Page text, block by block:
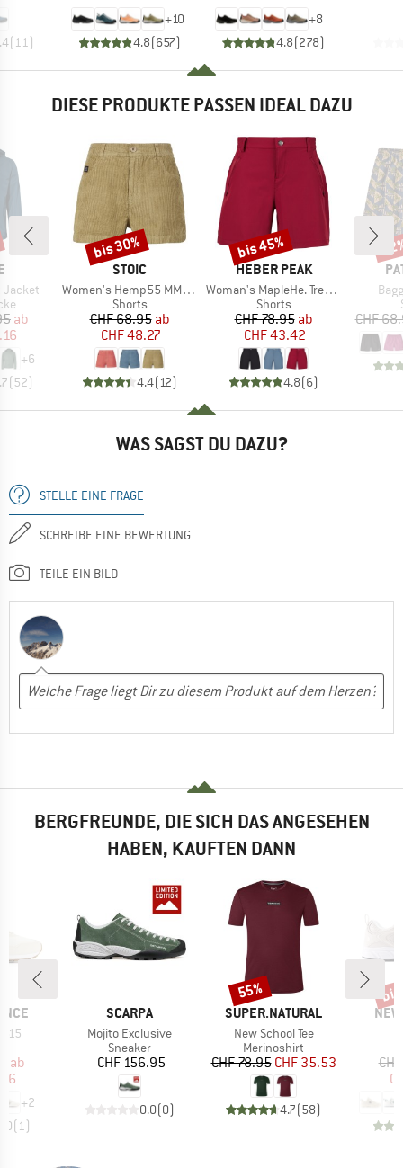
( 11)
+10
4.8(657)
+8
4.8(278)
DIESE PRODUKTE PASSEN IDEAL DAZU
Jacket
Preis
ab
+6
(52)
MARKE
STOIC
Artikel
Women's Hemp55 MMXX. Selja Cord Shorts
Produktgruppe
Shorts
Preis
CHF 68.95reduzierter Preis
ab
CHF 48.27
4.4(12)
Rabatt
bis 30%
MARKE
HEBER PEAK
Artikel
Woman's MapleHe. Trekking Shorts
Produktgruppe
Shorts
Preis
CHF 78.95reduzierter Preis
ab
CHF 43.42
4.8(6)
Rabatt
bis 45%
CHF
WAS SAGST DU DAZU?
STELLE EINE FRAGE
SCHREIBE EINE BEWERTUNG
TEILE EIN BILD
BERGFREUNDE, DIE SICH DAS ANGESEHEN
HABEN, KAUFTEN DANN
Preis
ab
+2
(1)
MARKE
SCARPA
Artikel
Mojito Exclusive
Produktgruppe
Sneaker
Preis
CHF 156.95
0.0(0)
MARKE
SUPER.NATURAL
Artikel
New School Tee
Produktgruppe
Merinoshirt
Preis
CHF 78.95 reduzierter Preis
CHF 35.53
4.7(58)
Rabatt
55%